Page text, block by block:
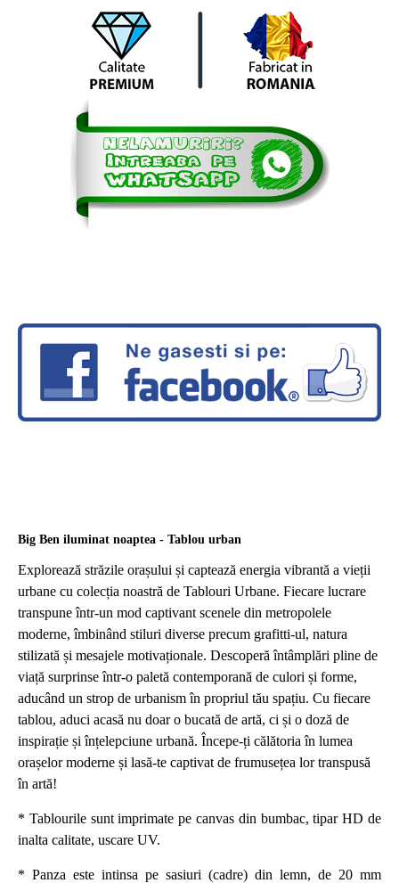
Big Ben iluminat noaptea - Tablou urban
Explorează străzile orașului și captează energia vibrantă a vieții
urbane cu colecția noastră de Tablouri Urbane. Fiecare lucrare
transpune într-un mod captivant scenele din metropolele
moderne, îmbinând stiluri diverse precum grafitti-ul, natura
stilizată și mesajele motivaționale. Descoperă întâmplări pline de
viață surprinse într-o paletă contemporană de culori și forme,
aducând un strop de urbanism în propriul tău spațiu. Cu fiecare
tablou, aduci acasă nu doar o bucată de artă, ci și o doză de
inspirație și înțelepciune urbană. Începe-ți călătoria în lumea
orașelor moderne și lasă-te captivat de frumusețea lor transpusă
în artă!
* Tablourile sunt imprimate pe canvas din bumbac, tipar HD de
inalta calitate, uscare UV.
* Panza este intinsa pe sasiuri (cadre) din lemn, de 20 mm